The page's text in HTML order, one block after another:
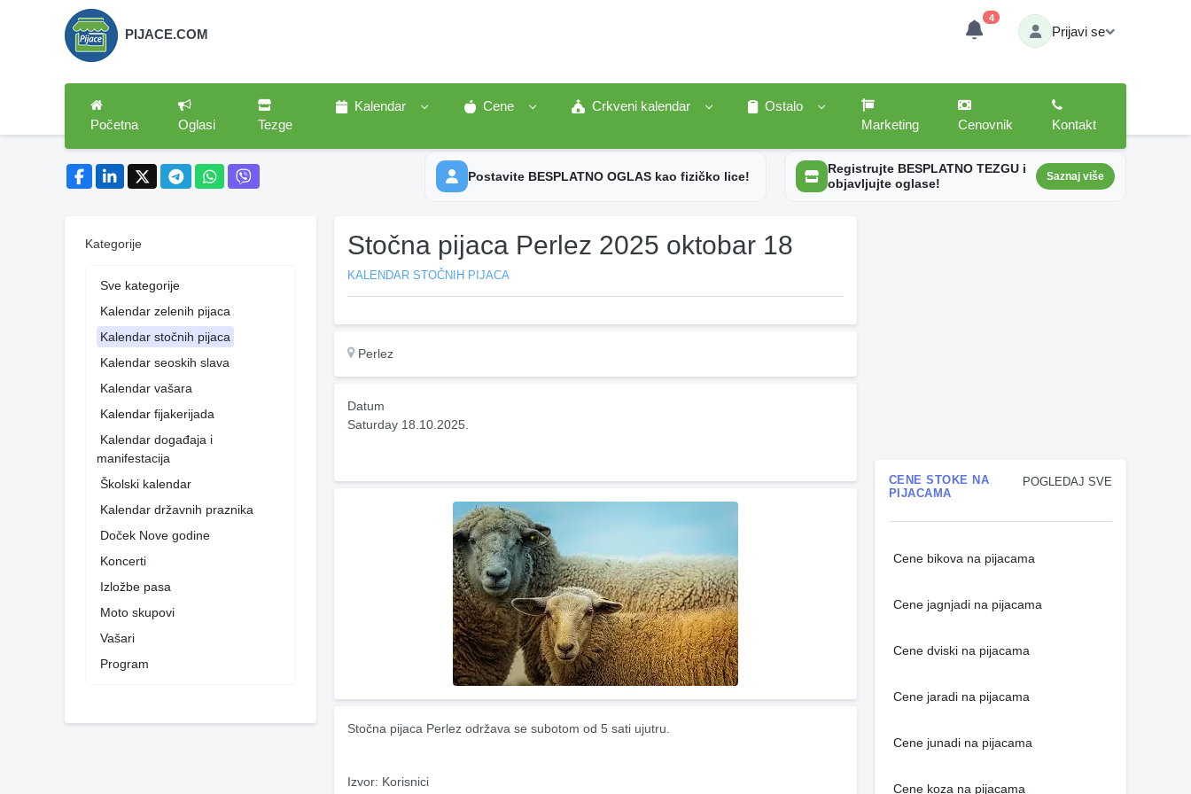
PIJACE.COM
4
Prijavi se
Početna Oglasi Tezge
Kalendar Cene Crkveni kalendar
Ostalo
Marketing
Cenovnik Kontakt
Postavite BESPLATNO OGLAS kao fizičko lice!
Registrujte BESPLATNO TEZGU i
objavljujte oglase!
Saznaj više
Kategorije
Sve kategorije
Kalendar zelenih pijaca
Kalendar stočnih pijaca
Kalendar seoskih slava
Kalendar vašara
Kalendar fijakerijada
Kalendar događaja i
manifestacija
Školski kalendar
Kalendar državnih praznika
Doček Nove godine
Koncerti
Izložbe pasa
Moto skupovi
Vašari
Program
Stočna pijaca Perlez 2025 oktobar 18
KALENDAR STOČNIH PIJACA
Perlez
Datum
Saturday 18.10.2025.
Stočna pijaca Perlez održava se subotom od 5 sati ujutru.
Izvor: Korisnici
POGLEDAJ SVE
CENE STOKE NA
PIJACAMA
Cene bikova na pijacama
Cene jagnjadi na pijacama
Cene dviski na pijacama
Cene jaradi na pijacama
Cene junadi na pijacama
Cene koza na pijacama